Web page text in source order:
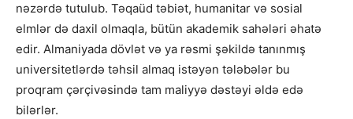
nəzərdə tutulub. Təqaüd təbiət, humanitar və sosial
elmlər də daxil olmaqla, bütün akademik sahələri əhatə
edir. Almaniyada dövlət və ya rəsmi şəkildə tanınmış
universitetlərdə təhsil almaq istəyən tələbələr bu
proqram çərçivəsində tam maliyyə dəstəyi əldə edə
bilərlər.